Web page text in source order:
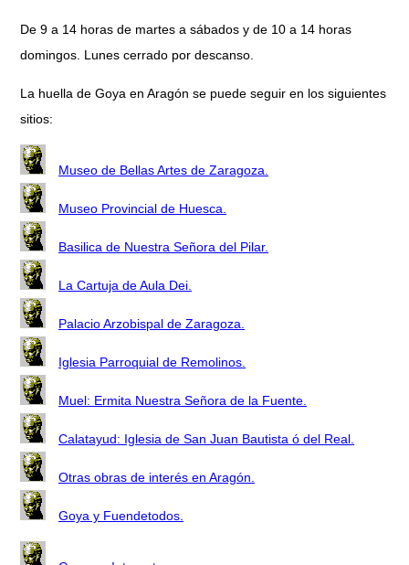
De 9 a 14 horas de martes a sábados y de 10 a 14 horas
domingos. Lunes cerrado por descanso.
La huella de Goya en Aragón se puede seguir en los siguientes
sitios:
Museo de Bellas Artes de Zaragoza.
Museo Provincial de Huesca.
Basilica de Nuestra Señora del Pilar.
La Cartuja de Aula Dei.
Palacio Arzobispal de Zaragoza.
Iglesia Parroquial de Remolinos.
Muel: Ermita Nuestra Señora de la Fuente.
Calatayud: Iglesia de San Juan Bautista ó del Real.
Otras obras de interés en Aragón.
Goya y Fuendetodos.